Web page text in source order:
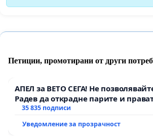
Петиции, промотирани от други
АПЕЛ за ВЕТО СЕГА! Не
Радев да открадне парите и
тъмното
35 835 подписи
Уведомление за прозрачност